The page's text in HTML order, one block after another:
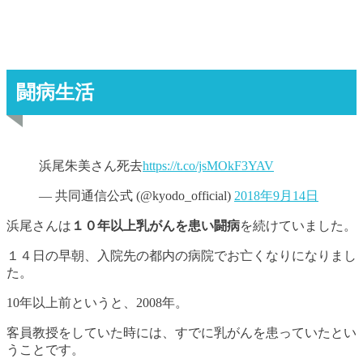
闘病生活
浜尾朱美さん死去https://t.co/jsMOkF3YAV
— 共同通信公式 (@kyodo_official) 2018年9月14日
浜尾さんは １０年以上乳がんを患い闘病を続けていました。
１４日の早朝、入院先の都内の病院でお亡くなりになりまし
た。
10年以上前というと、2008年。
客員教授をしていた時には、すでに乳がんを患っていたとい
うことです。